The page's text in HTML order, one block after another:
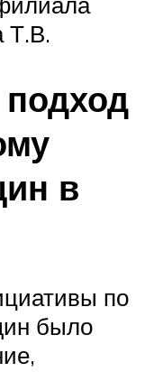
Т.В.
в
по
было